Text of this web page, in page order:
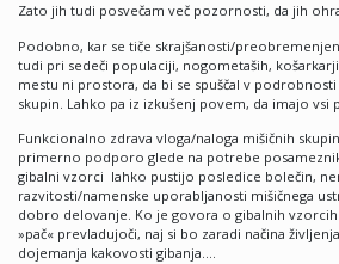
Zato jih tudi posvečam več pozornosti, da jih
Podobno, kar se tiče skrajšanosti/
tudi pri sedeči populaciji, nogometaših,
mestu ni prostora, da bi se spuščal v
skupin. Lahko pa iz izkušenj povem, da imajo vsi
Funkcionalno zdrava vloga/naloga mišičnih
primerno podporo glede na potrebe
gibalni vzorci lahko pustijo posledice bolečin,
razvitosti/namenske uporabljanosti mišičnega
dobro delovanje. Ko je govora o gibalnih
»pač« prevladujoči, naj si bo zaradi načina
dojemanja kakovosti gibanja….